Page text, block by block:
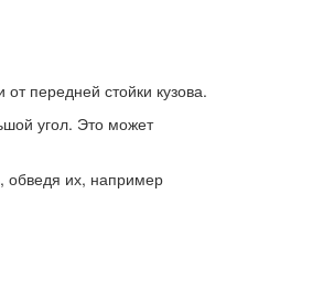
передней стойки кузова.
угол. Это может
об­ведя их, например